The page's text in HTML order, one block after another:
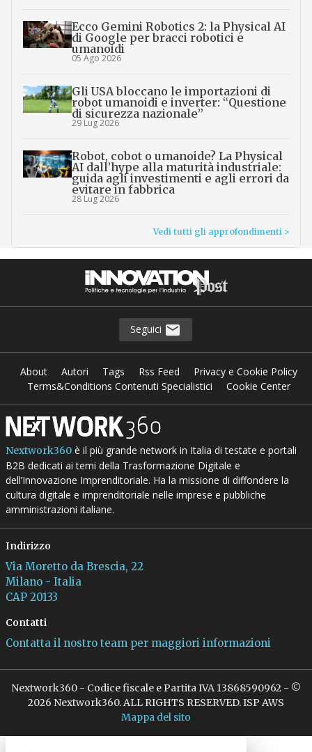
Ecco Gemini Robotics 2: la Physical AI
di Google per bracci robotici e
umanoidi
05 Ago 2026
Gli USA bloccano le importazioni di
robot umanoidi e inverter: “Questione
di sicurezza nazionale”
29 Lug 2026
Robot, cobot o umanoide? La Physical
AI dall’hype alla maturità industriale:
guida agli investimenti e agli errori da
evitare in fabbrica
28 Lug 2026
Vedi tutti gli approfondimenti >
Seguici
About Autori Tags Rss Feed
Privacy e Cookie Policy
Terms&Conditions Contenuti Specialistici
Cookie Center
Nextwork360è il più grande network in Italia di testate e portali
B2B dedicati ai temi della Trasformazione Digitale e
dell’Innovazione Imprenditoriale. Ha la missione di diffondere la
cultura digitale e imprenditoriale nelle imprese e pubbliche
amministrazioni italiane.
Indirizzo
Via Moretto da Brescia, 22
Milano - Italia
CAP 20133
Contatti
Contatta il nostro team per maggiori informazioni
Nextwork360 - Codice fiscale e Partita IVA 13868590962 - ©
2026 Nextwork360. ALL RIGHTS RESERVED. ISP AWS
Mappa del sito